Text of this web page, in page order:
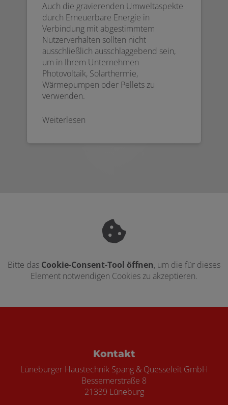
Auch die gravierenden Umweltaspekte
durch Erneuerbare Energie in
Verbindung mit abgestimmtem
Nutzerverhalten sollten nicht
ausschließlich ausschlaggebend sein,
um in Ihrem Unternehmen
Photovoltaik, Solarthermie,
Wärmepumpen oder Pellets zu
verwenden.
Weiterlesen
Bitte das Cookie-Consent-Tool öffnen, um die für dieses
Element notwendigen Cookies zu akzeptieren.
Kontakt
Lüneburger Haustechnik Spang & Quesseleit GmbH
Bessemerstraße 8
21339 Lüneburg